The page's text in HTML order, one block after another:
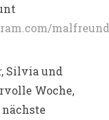
Silvia und
Woche,